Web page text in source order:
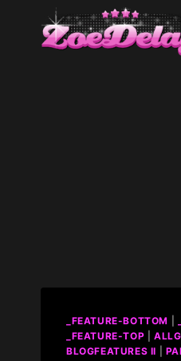
springen
_FEATURE-BOTTOM
_FEATURE-TOP
BLOGFEATURES II